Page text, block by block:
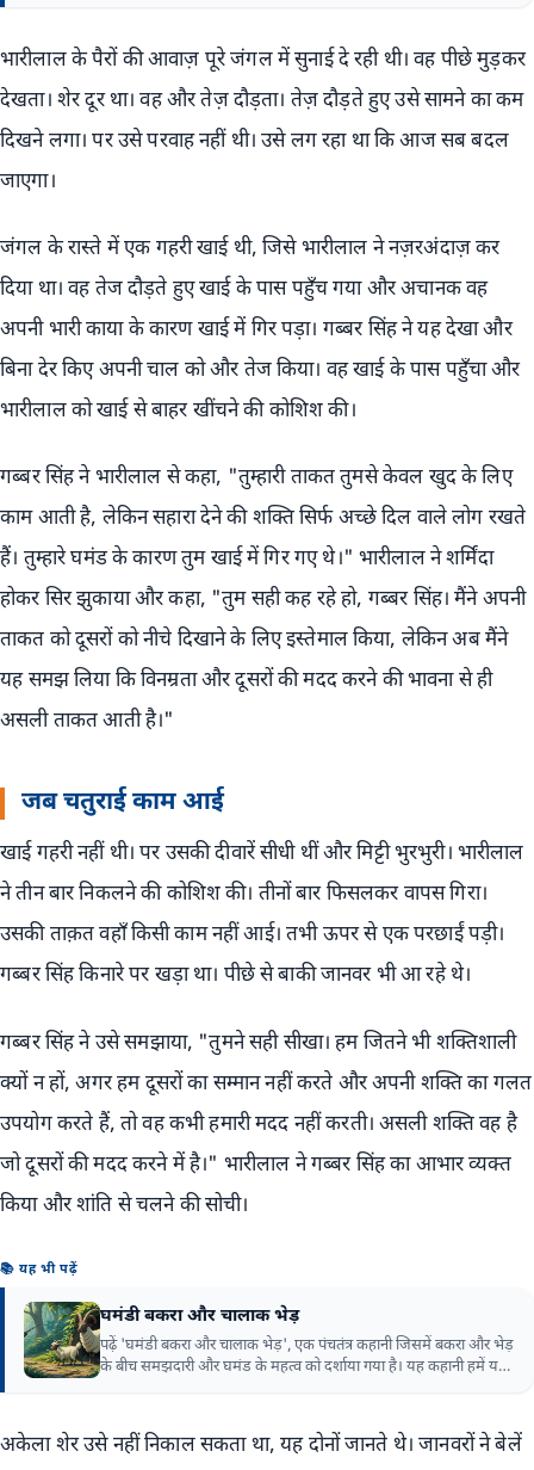
भारीलाल के पैरों की आवाज़ पूरे जंगल में सुनाई दे रही थी। वह पीछे मुड़कर
देखता। शेर दूर था। वह और तेज़ दौड़ता। तेज़ दौड़ते हुए उसे सामने का कम
दिखने लगा। पर उसे परवाह नहीं थी। उसे लग रहा था कि आज सब बदल
जाएगा।
जंगल के रास्ते में एक गहरी खाई थी, जिसे भारीलाल ने नज़रअंदाज़ कर
दिया था। वह तेज दौड़ते हुए खाई के पास पहुँच गया और अचानक वह
अपनी भारी काया के कारण खाई में गिर पड़ा। गब्बर सिंह ने यह देखा और
बिना देर किए अपनी चाल को और तेज किया। वह खाई के पास पहुँचा और
भारीलाल को खाई से बाहर खींचने की कोशिश की।
गब्बर सिंह ने भारीलाल से कहा, "तुम्हारी ताकत तुमसे केवल खुद के लिए
काम आती है, लेकिन सहारा देने की शक्ति सिर्फ अच्छे दिल वाले लोग रखते
हैं। तुम्हारे घमंड के कारण तुम खाई में गिर गए थे।" भारीलाल ने शर्मिंदा
होकर सिर झुकाया और कहा, "तुम सही कह रहे हो, गब्बर सिंह। मैंने अपनी
ताकत को दूसरों को नीचे दिखाने के लिए इस्तेमाल किया, लेकिन अब मैंने
यह समझ लिया कि विनम्रता और दूसरों की मदद करने की भावना से ही
असली ताकत आती है।"
जब चतुराई काम आई
खाई गहरी नहीं थी। पर उसकी दीवारें सीधी थीं और मिट्टी भुरभुरी। भारीलाल
ने तीन बार निकलने की कोशिश की। तीनों बार फिसलकर वापस गिरा।
उसकी ताक़त वहाँ किसी काम नहीं आई। तभी ऊपर से एक परछाईं पड़ी।
गब्बर सिंह किनारे पर खड़ा था। पीछे से बाकी जानवर भी आ रहे थे।
गब्बर सिंह ने उसे समझाया, "तुमने सही सीखा। हम जितने भी शक्तिशाली
क्यों न हों, अगर हम दूसरों का सम्मान नहीं करते और अपनी शक्ति का गलत
उपयोग करते हैं, तो वह कभी हमारी मदद नहीं करती। असली शक्ति वह है
जो दूसरों की मदद करने में है।" भारीलाल ने गब्बर सिंह का आभार व्यक्त
किया और शांति से चलने की सोची।
📚 यह भी पढ़ें
घमंडी बकरा और चालाक भेड़
पढ़ें 'घमंडी बकरा और चालाक भेड़', एक पंचतंत्र कहानी जिसमें बकरा और भेड़
के बीच समझदारी और घमंड के महत्व को दर्शाया गया है। यह कहानी हमें यह
अकेला शेर उसे नहीं निकाल सकता था, यह दोनों जानते थे। जानवरों ने बेलें